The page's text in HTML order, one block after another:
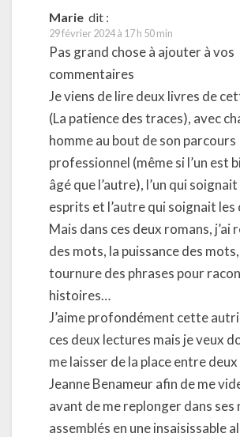
Marie dit :
29 février 2024 à 17 h 50 min
Pas grand chose à ajouter à vos
commentaires
Je viens de lire deux livres de
(La patience des traces), avec
homme au bout de son parcours
professionnel (même si l’un est
âgé que l’autre), l’un qui soignait
esprits et l’autre qui soignait
Mais dans ces deux romans, j’ai
des mots, la puissance des
tournure des phrases pour
histoires…
J’aime profondément cette
ces deux lectures mais je veux
me laisser de la place entre
Jeanne Benameur afin de me
avant de me replonger dans ses
assemblés en une insaisissable